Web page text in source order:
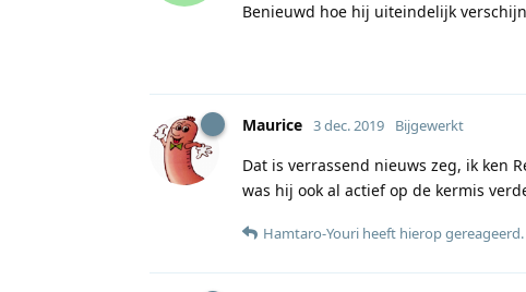
Benieuwd hoe hij uiteindelijk
Maurice 3 dec. 2019 Bijgewerkt
Dat is verrassend nieuws zeg, ik ken
was hij ook al actief op de kermis
Hamtaro-Youri heeft hierop gereageerd.